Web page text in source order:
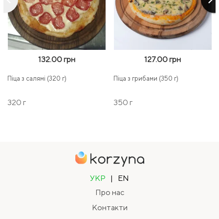
132.00 грн
Піца з салямі (320 г)
320 г
127.00 грн
Піца з грибами (350 г)
350 г
УКР |
EN
Про нас
Контакти